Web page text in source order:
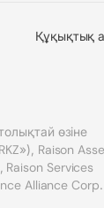
Құқықтық
өзіне
Raison
Raison Services
Alliance Corp.